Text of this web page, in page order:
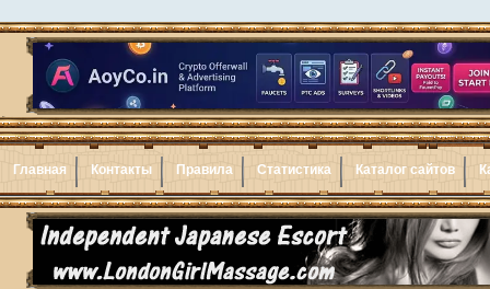
Главная Контакты Правила Статистика Каталог сайтов